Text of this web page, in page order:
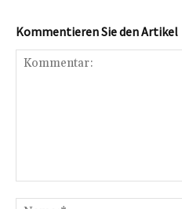
Kommentieren Sie den Artikel